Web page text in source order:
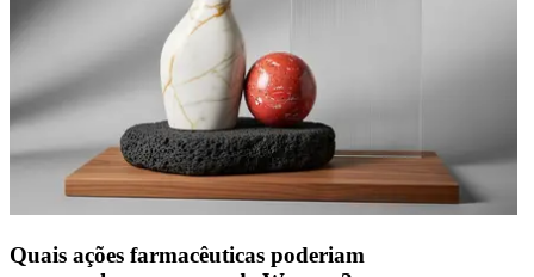
Quais ações farmacêuticas poderiam